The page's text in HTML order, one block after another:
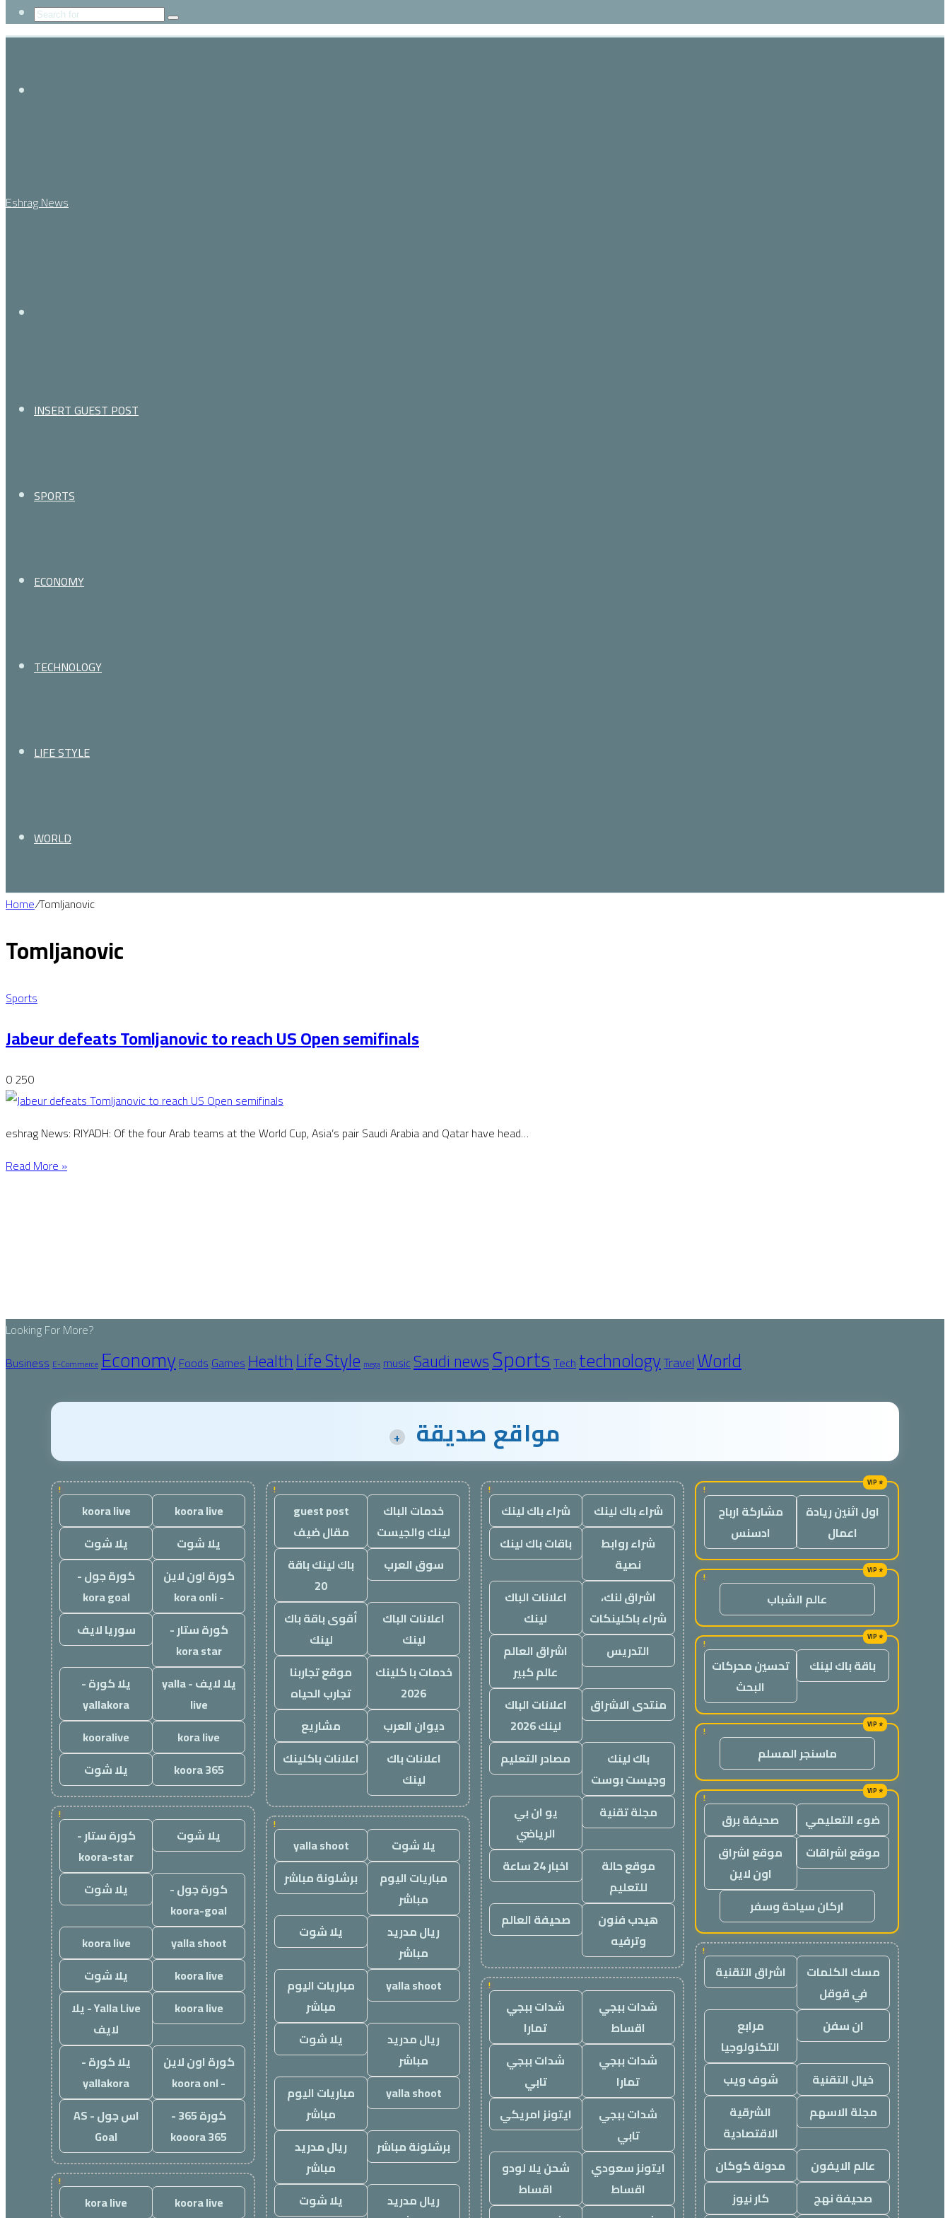
Search
for
Eshrag News
INSERT GUEST POST
SPORTS
ECONOMY
TECHNOLOGY
LIFE STYLE
WORLD
Home/Tomljanovic
Tomljanovic
Sports
Jabeur defeats Tomljanovic to reach US Open semifinals
0250
eshrag News: RIYADH: Of the four Arab teams at the World Cup, Asia’s pair Saudi Arabia and Qatar have head…
Read More »
Looking For More?
BusinessE-CommerceEconomyFoodsGamesHealthLife Style mega musicSaudi newsSportsTechtechnologyTravelWorld
مواقع صديقة +
!
اول اثنين ريادة
اعمال
مشاركة ارباح
ادسنس
!
عالم الشباب
!
باقة باك لينك
تحسين محركات
البحث
!
ماسنجر المسلم
!
ضوء التعليمي
صحيفة برق
موقع اشراقات
موقع اشراق
اون لاين
اركان سياحة وسفر
!
مسك الكلمات
في قوقل
اشراق التقنية
ان سفن
مرابع
التكنولوجيا
خيال التقنية
شوف ويب
مجلة الاسهم
الشرقية
الاقتصادية
عالم الايفون
مدونة كوكان
صحيفة نهج
كار نيوز
!
شراء باك لينك
شراء باك لينك
شراء روابط
نصية
باقات باك لينك
اشراق لنك،
شراء باكلينكات
اعلانات الباك
لينك
التدريس
اشراق العالم
عالم كبير
منتدى الاشراق
اعلانات الباك
لينك 2026
باك لينك
وجيست بوست
مصادر التعليم
مجلة تقنية
يو ان بي
الرياضي
موقع حالة
للتعليم
اخبار 24 ساعة
هيدب فنون
وترفيه
صحيفة العالم
!
شدات ببجي
اقساط
شدات ببجي
تمارا
شدات ببجي
تمارا
شدات ببجي
تابي
شدات ببجي
تابي
ايتونز امريكي
ايتونز سعودي
اقساط
شحن يلا لودو
اقساط
!
خدمات الباك
لينك والجيست
guest post
مقال ضيف
سوق العرب
باك لينك باقة
20
اعلانات الباك
لينك
أقوى باقة باك
لينك
خدمات با كلينك
2026
موقع تجاربنا
تجارب الحياه
ديوان العرب
مشاريع
اعلانات باك
لينك
اعلانات باكلينك
!
يلا شوت
yalla shoot
مباريات اليوم
مباشر
برشلونة مباشر
ريال مدريد
مباشر
يلا شوت
yalla shoot
مباريات اليوم
مباشر
ريال مدريد
مباشر
يلا شوت
yalla shoot
مباريات اليوم
مباشر
برشلونة مباشر
ريال مدريد
مباشر
ريال مدريد
يلا شوت
!
koora live
koora live
يلا شوت
يلا شوت
كورة اون لاين
- kora onli
كورة جول -
kora goal
كورة ستار -
kora star
سوريا لايف
يلا لايف - yalla
live
يلا كورة -
yallakora
kora live
kooralive
koora 365
يلا شوت
!
يلا شوت
كورة ستار -
koora-star
كورة جول -
koora-goal
يلا شوت
yalla shoot
koora live
koora live
يلا شوت
koora live
Yalla Live - يلا
لايف
كورة اون لاين
- koora onl
يلا كورة -
yallakora
كورة 365 -
kooora 365
اس جول - AS
Goal
!
koora live
kora live